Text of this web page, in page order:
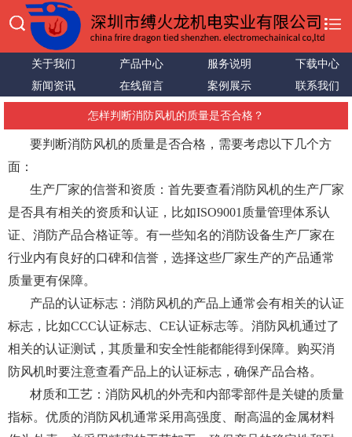
关于我们 产品中心 服务说明
下载中心
新闻资讯
在线留言 案例展示 联系我们
怎样判断消防风机的质量是否合格？
要判断消防风机的质量是否合格，需要考虑以下几个方
面：
生产厂家的信誉和资质：首先要查看消防风机的生产厂家
是否具有相关的资质和认证，比如ISO9001质量管理体系认
证、消防产品合格证等。有一些知名的消防设备生产厂家在
行业内有良好的口碑和信誉，选择这些厂家生产的产品通常
质量更有保障。
产品的认证标志：消防风机的产品上通常会有相关的认证
标志，比如CCC认证标志、CE认证标志等。消防风机通过了
相关的认证测试，其质量和安全性能都能得到保障。购买消
防风机时要注意查看产品上的认证标志，确保产品合格。
材质和工艺：消防风机的外壳和内部零部件是关键的质量
指标。优质的消防风机通常采用高强度、耐高温的金属材料